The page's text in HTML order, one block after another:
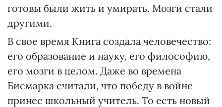
готовы были жить и умирать. Мозги стали
другими.
В свое время Книга создала человечество:
его образование и науку, его философию,
его мозги в целом. Даже во времена
Бисмарка считали, что победу в войне
принес школьный учитель. То есть новый